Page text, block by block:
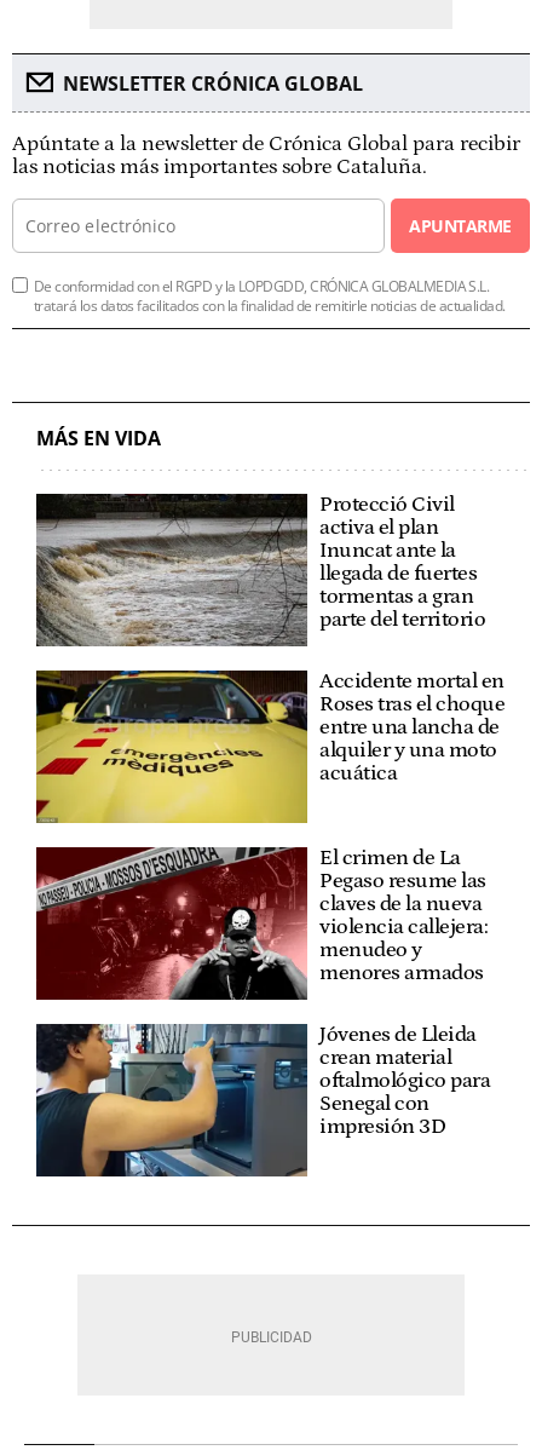
NEWSLETTER CRÓNICA GLOBAL
Apúntate a la newsletter de Crónica Global para recibir
las noticias más importantes sobre Cataluña.
APUNTARME
De conformidad con el RGPD y la LOPDGDD, CRÓNICA GLOBALMEDIA S.L.
tratará los datos facilitados con la finalidad de remitirle noticias de actualidad.
MÁS EN VIDA
Protecció Civil
activa el plan
Inuncat ante la
llegada de fuertes
tormentas a gran
parte del territorio
Accidente mortal en
Roses tras el choque
entre una lancha de
alquiler y una moto
acuática
El crimen de La
Pegaso resume las
claves de la nueva
violencia callejera:
menudeo y
menores armados
Jóvenes de Lleida
crean material
oftalmológico para
Senegal con
impresión 3D